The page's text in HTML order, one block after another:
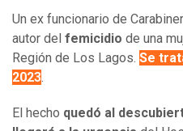
Un ex funcionario de
autor del femicidio de una
Región de Los Lagos. Se
2023.
El hecho quedó al